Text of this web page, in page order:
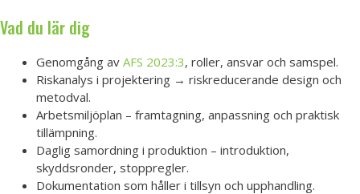
Vad du lär dig
Genomgång av AFS 2023:3, roller, ansvar och samspel.
Riskanalys i projektering → riskreducerande design och
metodval.
Arbetsmiljöplan – framtagning, anpassning och praktisk
tillämpning.
Daglig samordning i produktion – introduktion,
skyddsronder, stoppregler.
Dokumentation som håller i tillsyn och upphandling.